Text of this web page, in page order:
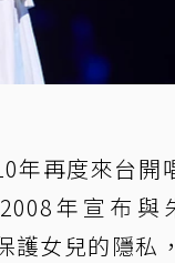
年再度來台開
年宣布
護女兒的隱